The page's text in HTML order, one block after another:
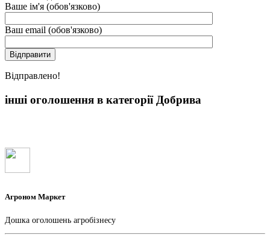
Ваше ім'я (обов'язково)
Ваш email (обов'язково)
Вiдправлено!
інші оголошення в категорії Добрива
Агроном Маркет
Дошка оголошень агробізнесу